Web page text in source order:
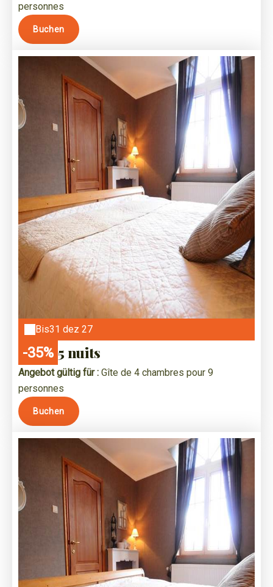
personnes
Buchen
Bis31 dez 27
-35% 5 nuits
Angebot gültig für : Gîte de 4 chambres pour 9
personnes
Buchen